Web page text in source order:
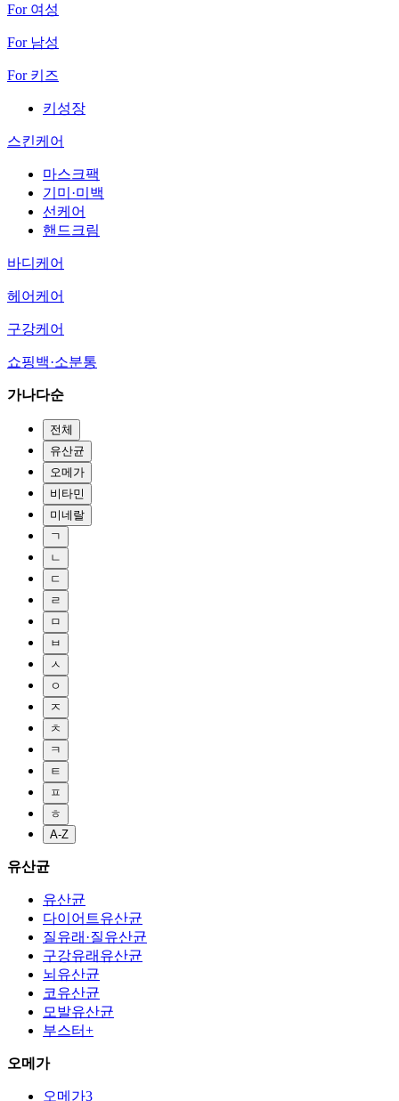
For 여성
For 남성
For 키즈
키성장
스킨케어
마스크팩
기미·미백
선케어
핸드크림
바디케어
헤어케어
구강케어
쇼핑백·소분통
가나다순
전체
유산균
오메가
비타민
미네랄
ㄱ
ㄴ
ㄷ
ㄹ
ㅁ
ㅂ
ㅅ
ㅇ
ㅈ
ㅊ
ㅋ
ㅌ
ㅍ
ㅎ
A-Z
유산균
유산균
다이어트유산균
질유래·질유산균
구강유래유산균
뇌유산균
코유산균
모발유산균
부스터+
오메가
오메가3